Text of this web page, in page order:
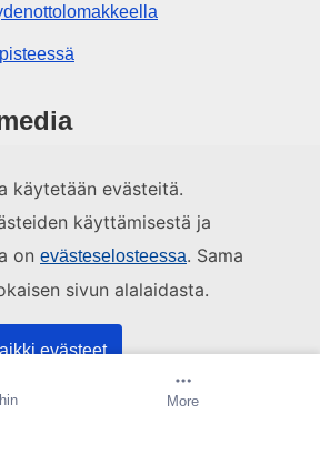
käytetään evästeitä.
käyttämisestä ja
on evästeselosteessa. Sama
sivun alalaidasta.
evästeet
välttämättömät evästeet
Luo hälytys
More
ja muut elimet
ja elimistä
Sivustokartta